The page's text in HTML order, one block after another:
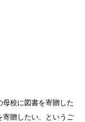
母校に図書を寄贈した
寄贈したい、というご